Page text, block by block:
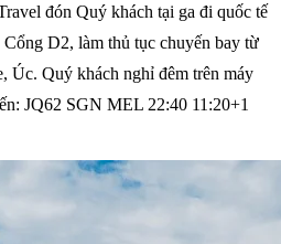
đón Quý khách tại ga đi quốc tế
Cổng D2, làm thủ tục chuyến bay từ
Úc. Quý khách nghỉ đêm trên máy
JQ62 SGN MEL 22:40 11:20+1